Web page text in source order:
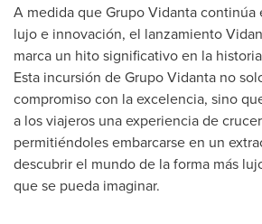
A medida que Grupo Vidanta
lujo e innovación, el lanzamiento
marca un hito significativo en la
Esta incursión de Grupo Vidanta no
compromiso con la excelencia, sino
a los viajeros una experiencia de
permitiéndoles embarcarse en un
descubrir el mundo de la forma más
que se pueda imaginar.